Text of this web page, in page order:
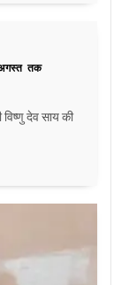
तक
देव साय की